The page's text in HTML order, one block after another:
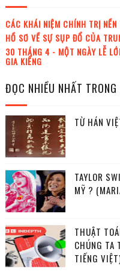
CÁC KHÁI NIỆM CHÍNH TRỊ
HỒ SƠ VỀ SỰ SỤP ĐỔ CỦA
30 THÁNG 4 - MỘT NGÀY LỄ
GIA KIỂNG
ĐỌC NHIỀU NHẤT TRONG
TỪ HÁN
TAYLOR
MỸ ?
THUẬT
CHÚNG TA
TIẾNG